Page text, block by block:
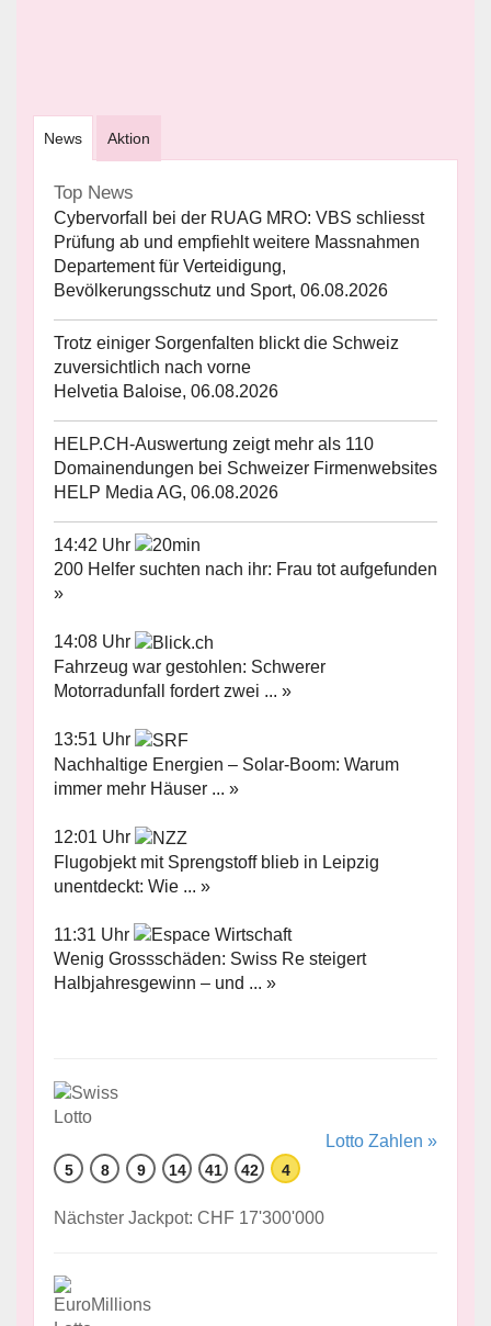
News Aktion
Top News
Cybervorfall bei der RUAG MRO: VBS schliesst
Prüfung ab und empfiehlt weitere Massnahmen
Departement für Verteidigung,
Bevölkerungsschutz und Sport, 06.08.2026
Trotz einiger Sorgenfalten blickt die Schweiz
zuversichtlich nach vorne
Helvetia Baloise, 06.08.2026
HELP.CH-Auswertung zeigt mehr als 110
Domainendungen bei Schweizer Firmenwebsites
HELP Media AG, 06.08.2026
14:42 Uhr
200 Helfer suchten nach ihr: Frau tot aufgefunden
»
14:08 Uhr
Fahrzeug war gestohlen: Schwerer
Motorradunfall fordert zwei ... »
13:51 Uhr
Nachhaltige Energien – Solar-Boom: Warum
immer mehr Häuser ... »
12:01 Uhr
Flugobjekt mit Sprengstoff blieb in Leipzig
unentdeckt: Wie ... »
11:31 Uhr
Wenig Grossschäden: Swiss Re steigert
Halbjahresgewinn – und ... »
Lotto Zahlen »
5 8 9 14 41 42 4
Nächster Jackpot: CHF 17'300'000